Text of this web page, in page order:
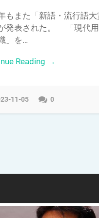
もまた「新語・流行語大
発表された。 「現代
」を…
Reading →
11-05 0